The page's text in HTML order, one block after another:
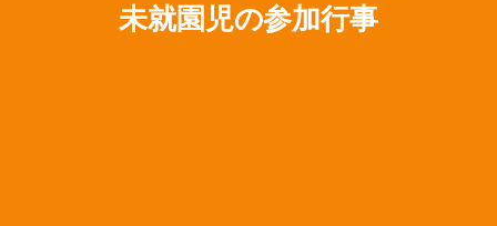
未就園児の参加行事